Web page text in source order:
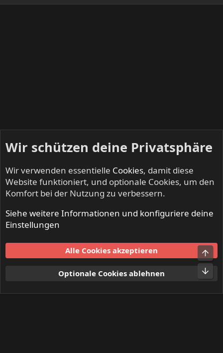
Mitglieder
Nutzungsbedingungen
Datenschutz
S
Wir schützen deine Privatsphäre
Wir verwenden essentielle Cookies, damit diese
Website funktioniert, und optionale Cookies, um den
Komfort bei der Nutzung zu verbessern.
Siehe weitere Informationen und konfiguriere deine
Einstellungen
Alle Cookies akzeptieren
Optionale Cookies ablehnen